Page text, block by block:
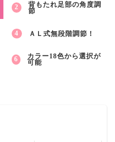
背もたれ足部の角度調
節
ＡＬ式無段階調節！
カラー18色から選択が
可能